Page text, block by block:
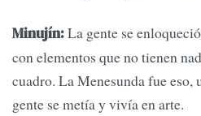
Minujín:La gente se
con elementos que no tienen
cuadro. La Menesunda fue eso,
gente se metía y vivía en arte.